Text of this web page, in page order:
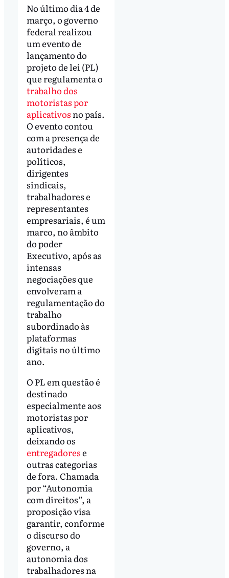
No último dia 4 de
março, o governo
federal realizou
um evento de
lançamento do
projeto de lei (PL)
que regulamenta o
trabalho dos
motoristas por
aplicativos no país.
O evento contou
com a presença de
autoridades e
políticos,
dirigentes
sindicais,
trabalhadores e
representantes
empresariais, é um
marco, no âmbito
do poder
Executivo, após as
intensas
negociações que
envolveram a
regulamentação do
trabalho
subordinado às
plataformas
digitais no último
ano.
O PL em questão é
destinado
especialmente aos
motoristas por
aplicativos,
deixando os
entregadorese
outras categorias
de fora. Chamada
por “Autonomia
com direitos”, a
proposição visa
garantir, conforme
o discurso do
governo, a
autonomia dos
trabalhadores na